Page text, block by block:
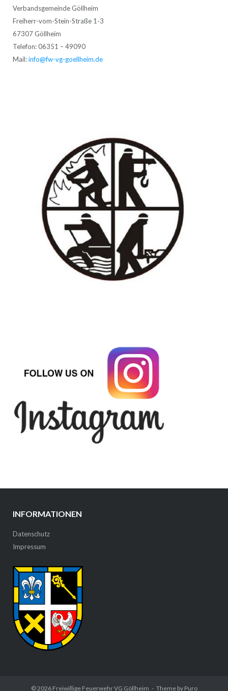
Verbandsgemeinde Göllheim
Freiherr-vom-Stein-Straße 1-3
67307 Göllheim
Telefon: 06351 – 49090
Mail:info@fw-vg-goellheim.de
INFORMATIONEN
Datenschutz
Impressum
© 2026 Freiwillige Feuerwehr VG Göllheim Theme by Puro